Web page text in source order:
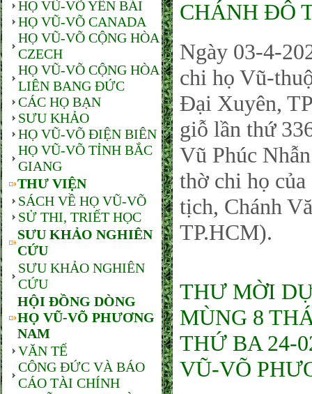
HỌ VŨ-VÕ YÊN BÁI
HỌ VŨ-VÕ CANADA
HỌ VŨ-VÕ CỘNG HÒA
CZECH
HỌ VŨ-VÕ CỘNG HÒA
LIÊN BANG ĐỨC
CÁC HỌ BẠN
SƯU KHẢO
HỌ VŨ-VÕ ĐIỆN BIÊN
HỌ VŨ-VÕ TỈNH BẮC
GIANG
THƯ VIỆN
SÁCH VỀ HỌ VŨ-VÕ
SỬ THI, TRIẾT HỌC
SƯU KHẢO NGHIÊN
CỨU
SƯU KHẢO NGHIÊN
CỨU
HỘI ĐỒNG DÒNG
HỌ VŨ-VÕ PHƯƠNG
NAM
VĂN TẾ
CÔNG ĐỨC VÀ BÁO
CÁO TÀI CHÍNH
CHÁNH ĐÔ
Ngày 03-4-
chi họ Vũ-
Đại Xuyên,
giỗ lần thứ
Vũ Phúc
thờ chi họ
tịch, Chánh
TP.HCM).
THƯ MỜI
MÙNG 8
THỨ BA 24-
VŨ-VÕ